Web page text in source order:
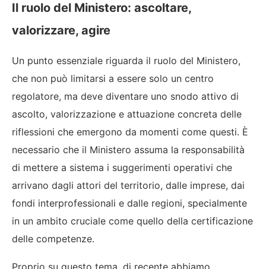
Il ruolo del Ministero: ascoltare,
valorizzare, agire
Un punto essenziale riguarda il ruolo del Ministero,
che non può limitarsi a essere solo un centro
regolatore, ma deve diventare uno snodo attivo di
ascolto, valorizzazione e attuazione concreta delle
riflessioni che emergono da momenti come questi. È
necessario che il Ministero assuma la responsabilità
di mettere a sistema i suggerimenti operativi che
arrivano dagli attori del territorio, dalle imprese, dai
fondi interprofessionali e dalle regioni, specialmente
in un ambito cruciale come quello della certificazione
delle competenze.
Proprio su questo tema, di recente abbiamo